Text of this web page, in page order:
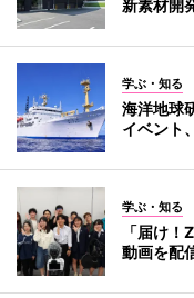
新素材開
学ぶ・知る
海洋地球
イベント
学ぶ・知る
「届け
動画を配